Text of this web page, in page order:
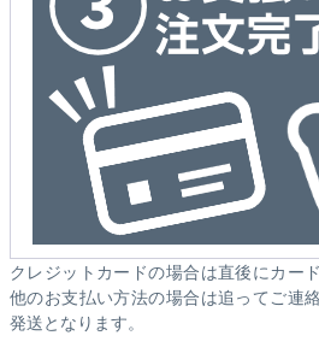
クレジットカードの場合は直後にカー
他のお支払い方法の場合は追ってご連
発送となります。